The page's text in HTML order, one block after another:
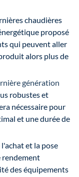
chaudières
proposé
qui peuvent aller
alors plus de
génération
robustes et
nécessaire pour
et une durée de
et la pose
rendement
des équipements